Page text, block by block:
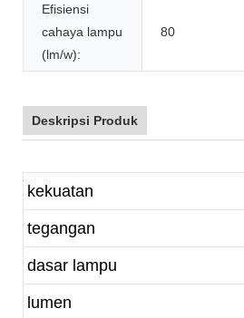
Efisiensi
cahaya lampu
(lm/w):
80
Deskripsi Produk
kekuatan
tegangan
dasar lampu
lumen